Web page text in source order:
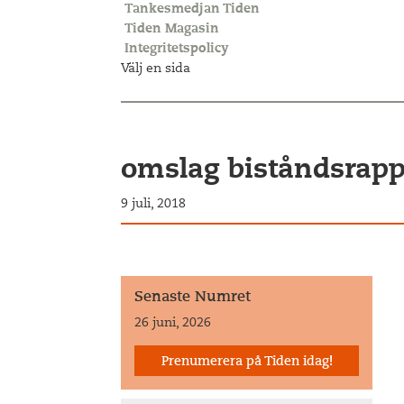
Tankesmedjan Tiden
Tiden Magasin
Integritetspolicy
Välj en sida
omslag
9 juli, 2018
Senaste Numret
26 juni, 2026
Prenumerera på Tiden idag!